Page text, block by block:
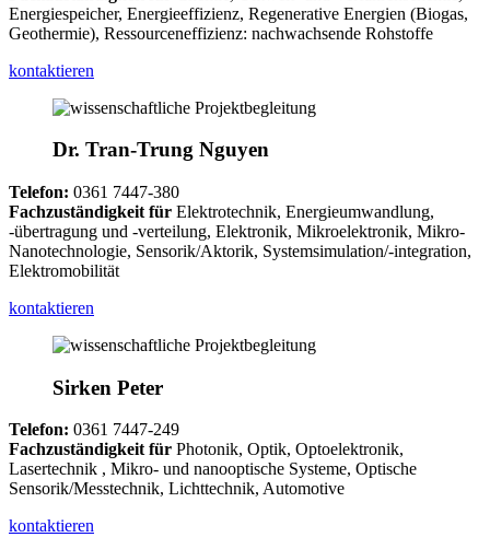
Energiespeicher, Energieeffizienz, Regenerative Energien (Biogas,
Geothermie), Ressourceneffizienz: nachwachsende Rohstoffe
kontaktieren
Dr. Tran-Trung Nguyen
Telefon: 0361 7447-380
Fachzuständigkeit für Elektrotechnik, Energieumwandlung,
-übertragung und -verteilung, Elektronik, Mikroelektronik, Mikro-
Nanotechnologie, Sensorik/Aktorik, Systemsimulation/-integration,
Elektromobilität
kontaktieren
Sirken Peter
Telefon: 0361 7447-249
Fachzuständigkeit für Photonik, Optik, Optoelektronik,
Lasertechnik , Mikro- und nanooptische Systeme, Optische
Sensorik/Messtechnik, Lichttechnik, Automotive
kontaktieren